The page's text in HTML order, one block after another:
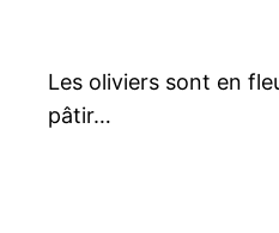
Les oliviers sont en
pâtir…